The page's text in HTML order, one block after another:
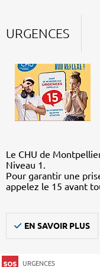
URGENCES
Le CHU de
Niveau 1.
Pour garantir une
appelez le 15 avant
EN SAVOIR PLUS
URGENCES